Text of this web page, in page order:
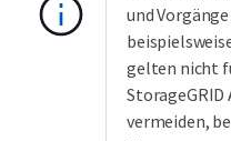
und
gelten nicht
StorageGRID
vermeiden,